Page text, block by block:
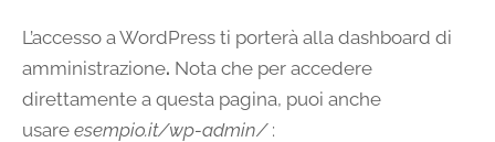
L’accesso a WordPress ti porterà alla dashboard di
amministrazione. Nota che per accedere
direttamente a questa pagina, puoi anche
usare esempio.it/wp-admin/: